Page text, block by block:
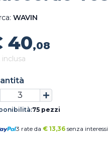
WAVIN
40,08
inclusa
75 pezzi
3 rate da € 13,36 senza interessi